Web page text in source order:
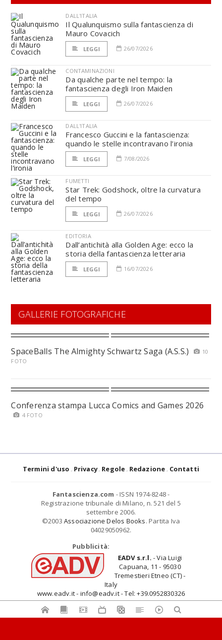
DALL'ITALIA
Il Qualunquismo sulla fantascienza di
Mauro Covacich
LEGGI 26/07/2026
CONTAMINAZIONI
Da qualche parte nel tempo: la
fantascienza degli Iron Maiden
LEGGI 26/07/2026
DALL'ITALIA
Francesco Guccini e la fantascienza:
quando le stelle incontravano l’ironia
LEGGI 7/08/2026
FUMETTI
Star Trek: Godshock, oltre la curvatura
del tempo
LEGGI 26/07/2026
EDITORIA
Dall’antichità alla Golden Age: ecco la
storia della fantascienza letteraria
LEGGI 16/07/2026
GALLERIE FOTOGRAFICHE
SpaceBalls The Almighty Schwartz Saga (A.S.S.)
10
FOTO
Conferenza stampa Lucca Comics and Games 2026
4 FOTO
Termini d'uso Privacy Regole Redazione Contatti
Fantascienza.com - ISSN 1974-8248 -
Registrazione tribunale di Milano, n. 521 del 5
settembre 2006.
©2003 Associazione Delos Books. Partita Iva
04029050962.
Pubblicità:
EADV s.r.l. - Via Luigi
Capuana, 11 - 95030
Tremestieri Etneo (CT) -
Italy
www.eadv.it - info@eadv.it - Tel: +39.0952830326